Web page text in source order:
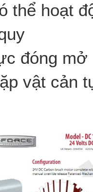
thể hoạt
đóng
vật cản